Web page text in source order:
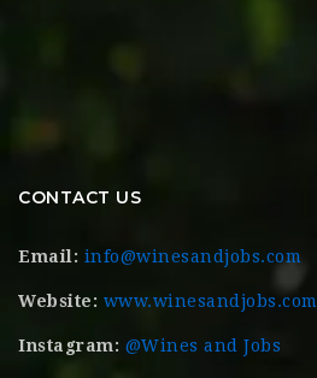
CONTACT US
Email: info@winesandjobs.com
Website: www.winesandjobs.com
Instagram: @Wines and Jobs